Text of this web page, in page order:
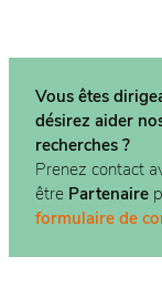
Vous êtes
désirez aider
recherches ?
Prenez contact
être Partenaire
formulaire de